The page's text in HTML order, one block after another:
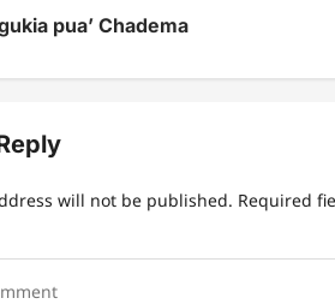
pua’ Chadema
will not be published. Required